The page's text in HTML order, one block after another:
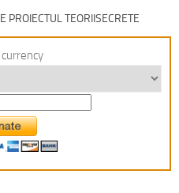
PROIECTUL TEORIISECRETE